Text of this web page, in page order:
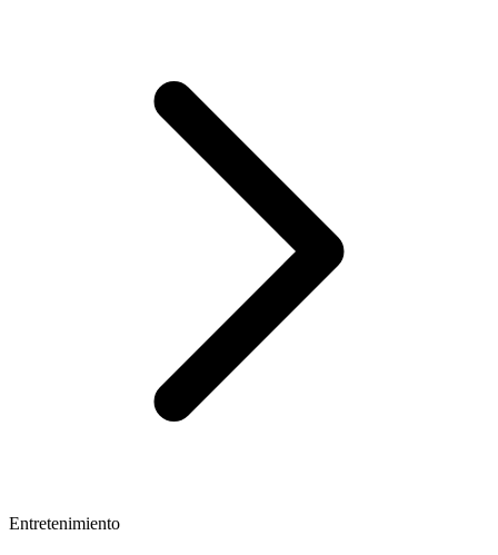
Entretenimiento